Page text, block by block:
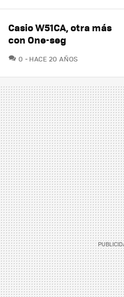
Casio W51CA, otra más
con One-seg
0 COMENTARIOS
HACE 20 AÑOS